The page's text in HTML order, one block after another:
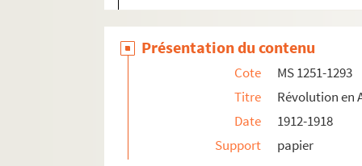
MS 1291-1292. Instruction supérieure
MS 1293. Littérature et arts
MS 1294. Correspondance entre Berger-
MS 1429. Papiers et notes de famille - famille
Présentation du contenu
Cote
MS 1251-1293
Titre
Révolution en
Date
1912-1918
Support
papier